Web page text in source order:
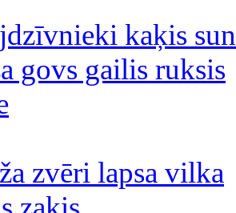
kaķis
govs gailis ruksis
zvēri lapsa vilka